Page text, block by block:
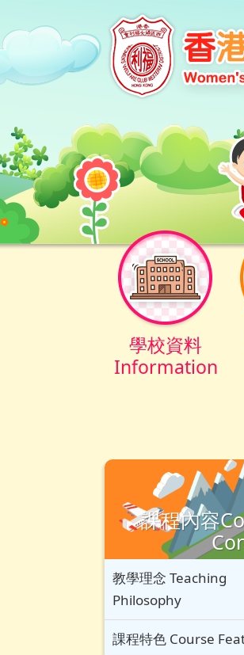
學校資料
Information
課程內容
教學理念 Teaching
Philosophy
課程特色 Course